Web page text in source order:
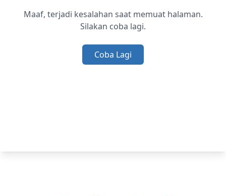
Maaf, terjadi kesalahan saat memuat halaman.
Silakan coba lagi.
Coba Lagi